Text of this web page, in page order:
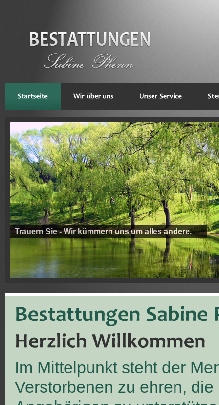
Trauern Sie - Wir kümmern uns um alles andere.
Im Mittelpunkt steht der
Verstorbenen zu ehren, die